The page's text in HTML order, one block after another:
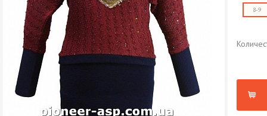
8-9